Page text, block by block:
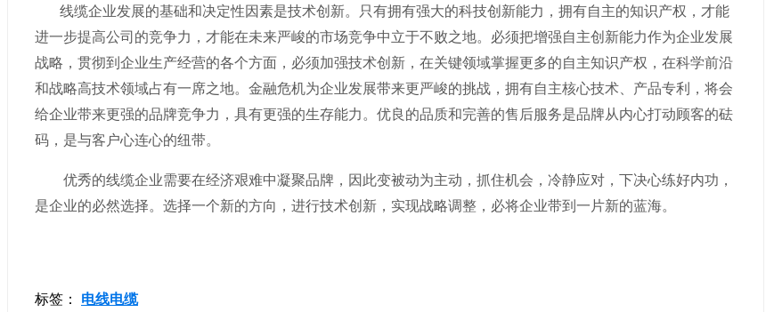
线缆企业发展的基础和决定性因素是技术创新。只有拥有强大的科技创新能力，拥有自主的知识产权，才能
进一步提高公司的竞争力，才能在未来严峻的市场竞争中立于不败之地。必须把增强自主创新能力作为企业发展
战略，贯彻到企业生产经营的各个方面，必须加强技术创新，在关键领域掌握更多的自主知识产权，在科学前沿
和战略高技术领域占有一席之地。金融危机为企业发展带来更严峻的挑战，拥有自主核心技术、产品专利，将会
给企业带来更强的品牌竞争力，具有更强的生存能力。优良的品质和完善的售后服务是品牌从内心打动顾客的砝
码，是与客户心连心的纽带。
优秀的线缆企业需要在经济艰难中凝聚品牌，因此变被动为主动，抓住机会，冷静应对，下决心练好内功，
是企业的必然选择。选择一个新的方向，进行技术创新，实现战略调整，必将企业带到一片新的蓝海。
标签： 电线电缆